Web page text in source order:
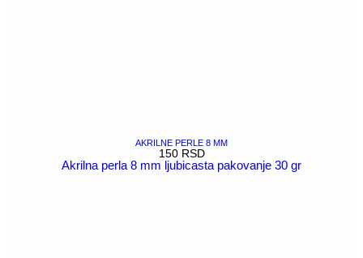
AKRILNE PERLE 8 MM
150 RSD
Akrilna perla 8 mm ljubicasta pakovanje 30 gr